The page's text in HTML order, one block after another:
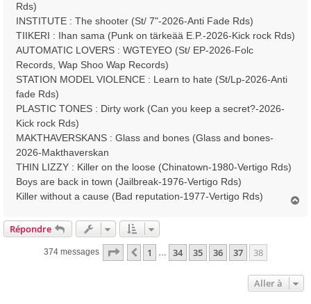
Rds)
INSTITUTE : The shooter (St/ 7"-2026-Anti Fade Rds)
TIIKERI : Ihan sama (Punk on tärkeää E.P.-2026-Kick rock Rds)
AUTOMATIC LOVERS : WGTEYEO (St/ EP-2026-Folc
Records, Wap Shoo Wap Records)
STATION MODEL VIOLENCE : Learn to hate (St/Lp-2026-Anti
fade Rds)
PLASTIC TONES : Dirty work (Can you keep a secret?-2026-
Kick rock Rds)
MAKTHAVERSKANS : Glass and bones (Glass and bones-
2026-Makthaverskan
THIN LIZZY : Killer on the loose (Chinatown-1980-Vertigo Rds)
Boys are back in town (Jailbreak-1976-Vertigo Rds)
Killer without a cause (Bad reputation-1977-Vertigo Rds)
Répondre
374 messages Page 38 38
Précédente
1 34 35 36 37 38
Aller à